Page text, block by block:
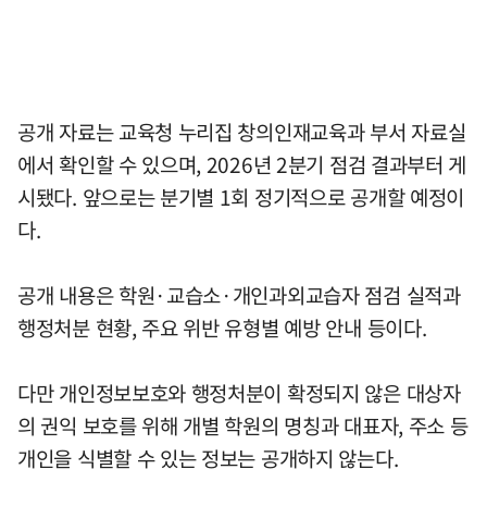
공개 자료는 교육청 누리집 창의인재교육과 부서 자료실
에서 확인할 수 있으며, 2026년 2분기 점검 결과부터 게
시됐다. 앞으로는 분기별 1회 정기적으로 공개할 예정이
다.
공개 내용은 학원·교습소·개인과외교습자 점검 실적과
행정처분 현황, 주요 위반 유형별 예방 안내 등이다.
다만 개인정보보호와 행정처분이 확정되지 않은 대상자
의 권익 보호를 위해 개별 학원의 명칭과 대표자, 주소 등
개인을 식별할 수 있는 정보는 공개하지 않는다.